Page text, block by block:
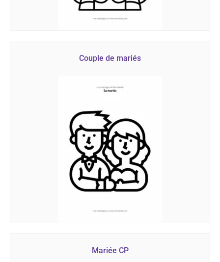
Couple de mariés
Mariée CP